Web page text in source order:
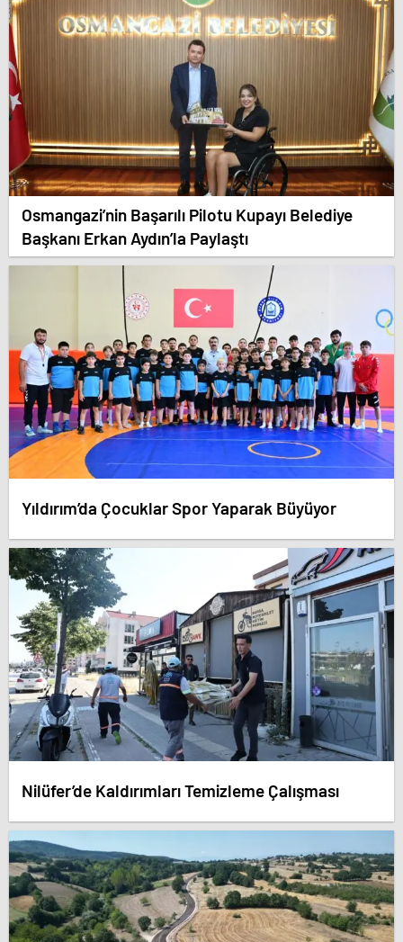
Osmangazi’nin Başarılı Pilotu Kupayı Belediye
Başkanı Erkan Aydın’la Paylaştı
Yıldırım’da Çocuklar Spor Yaparak Büyüyor
Nilüfer’de Kaldırımları Temizleme Çalışması